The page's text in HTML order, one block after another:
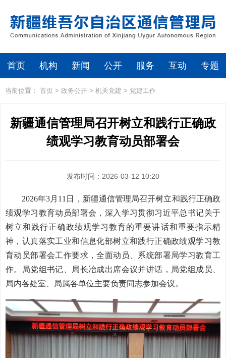
首页 机构 新闻 公开 服务 互动 专题
当前位置： 首页 > 政务公开 > 机关党建 > 党建工作
新疆通信管理局召开树立和践行正确政
绩观学习教育动员部署会
发布时间：2026-03-12 10:20
2026年3月11日，新疆通信管理局召开树立和践行正确政
绩观学习教育动员部署会，深入学习贯彻习近平总书记关于
树立和践行正确政绩观学习教育的重要讲话和重要指示精
神，认真落实工业和信息化部树立和践行正确政绩观学习教
育动员部署会工作要求，全面动员、系统部署局学习教育工
作。局党组书记、局长冶成出席会议并讲话，局党组成员、
局内各处室、局属各单位主要负责同志参加会议。